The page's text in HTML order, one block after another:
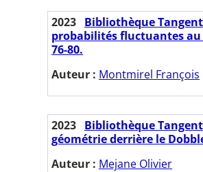
2023 Bibliothèque
probabilités fluctuantes au
76-80.
Auteur : Montmirel François
2023 Bibliothèque
géométrie derrière le
Auteur : Mejane Olivier